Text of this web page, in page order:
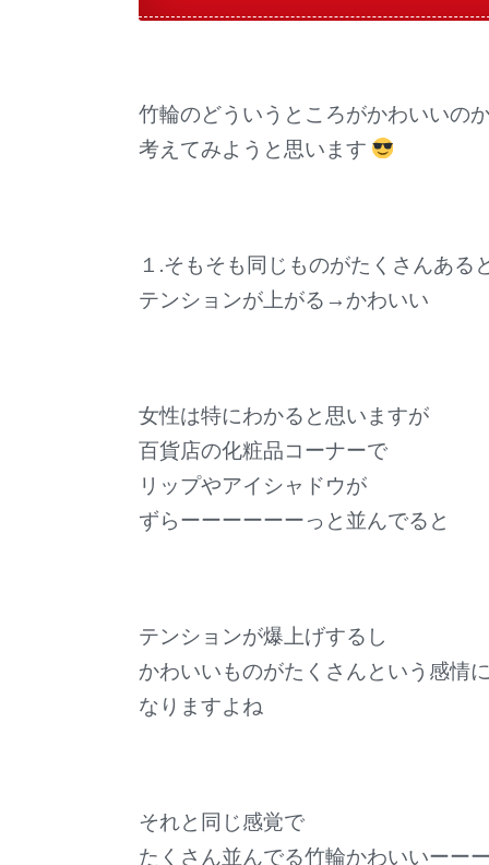
竹輪のどういうところがかわいいの
考えてみようと思います
１.そもそも同じものがたくさんある
テンションが上がる→かわいい
女性は特にわかると思いますが
百貨店の化粧品コーナーで
リップやアイシャドウが
ずらーーーーーーっと並んでると
テンションが爆上げするし
かわいいものがたくさんという感情
なりますよね
それと同じ感覚で
たくさん並んでる竹輪かわいいーー